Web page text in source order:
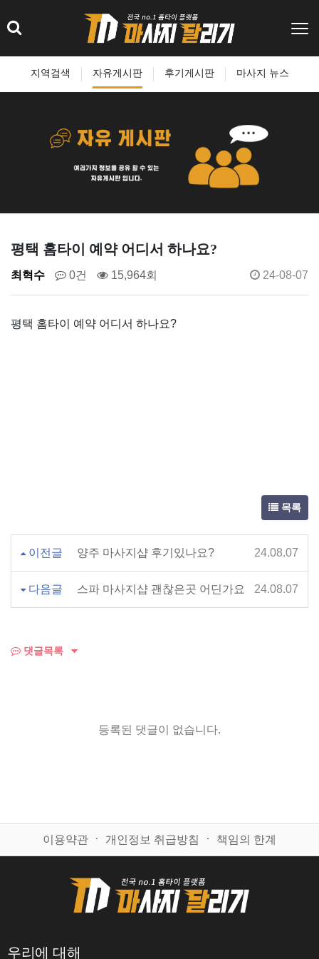
지역검색 자유게시판 후기게시판 마사지 뉴스
평택 홈타이 예약 어디서 하나요?
최혁수 0건 15,964회 24-08-07
평택 홈타이 예약 어디서 하나요?
목록
이전글 양주 마사지샵 후기있나요? 24.08.07
다음글 스파 마사지샵 괜찮은곳 어딘가요 24.08.07
댓글목록
등록된 댓글이 없습니다.
이용약관 ㆍ 개인정보 취급방침 ㆍ 책임의 한계
우리에 대해